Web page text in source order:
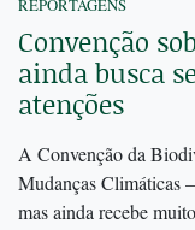
REPORTAGENS
Convenção
ainda busca
atenções
A Convenção da
Mudanças Climáticas
mas ainda recebe